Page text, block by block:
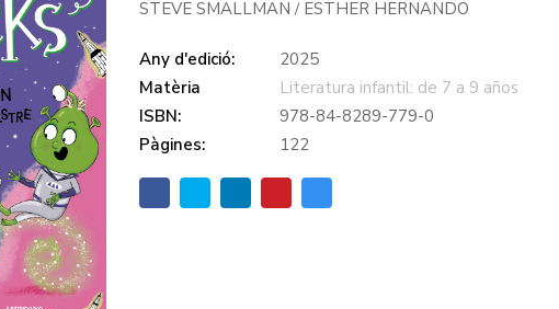
STEVE SMALLMAN/ ESTHER HERNANDO
Any d'edició:
2025
Matèria
Literatura infantil: de 7 a 9 años
ISBN:
978-84-8289-779-0
Pàgines:
122